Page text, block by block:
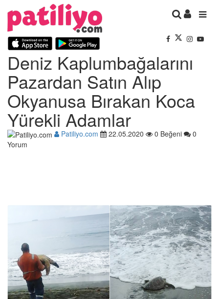
Deniz Kaplumbağalarını
Pazardan Satın Alıp
Okyanusa Bırakan Koca
Yürekli Adamlar
Patiliyo.com 22.05.2020 0 Beğeni
0
Yorum